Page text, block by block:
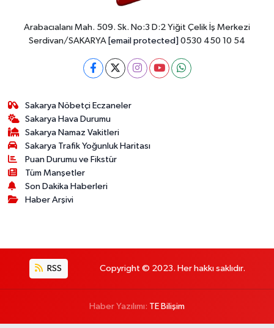
Arabacıalanı Mah. 509. Sk. No:3 D:2 Yiğit Çelik İş Merkezi
Serdivan/SAKARYA [email protected] 0530 450 10 54
Sakarya Nöbetçi Eczaneler
Sakarya Hava Durumu
Sakarya Namaz Vakitleri
Sakarya Trafik Yoğunluk Haritası
Puan Durumu ve Fikstür
Tüm Manşetler
Son Dakika Haberleri
Haber Arşivi
RSS Copyright © 2023. Her hakkı saklıdır.
Haber Yazılımı: TE Bilişim